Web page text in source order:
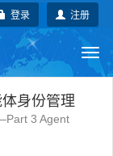
注册
登录
地方标准
身份管理
3 Agent